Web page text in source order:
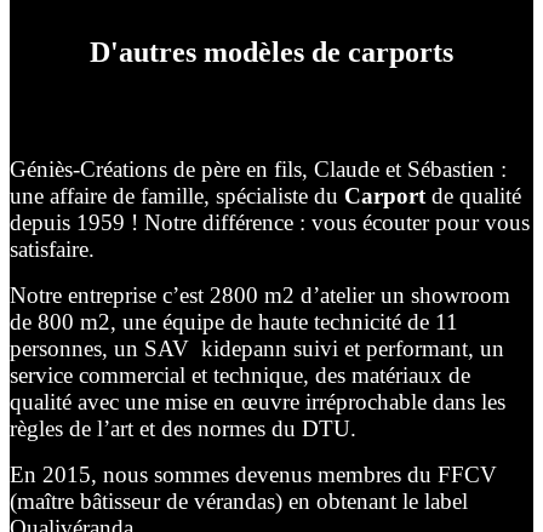
D'autres modèles de carports
Géniès-Créations de père en fils, Claude et Sébastien :
une affaire de famille, spécialiste du Carportde qualité
depuis 1959 ! Notre différence : vous écouter pour vous
satisfaire.
Notre entreprise c’est 2800 m2 d’atelier un showroom
de 800 m2, une équipe de haute technicité de 11
personnes, un SAV kidepann suivi et performant, un
service commercial et technique, des matériaux de
qualité avec une mise en œuvre irréprochable dans les
règles de l’art et des normes du DTU.
En 2015, nous sommes devenus membres du FFCV
(maître bâtisseur de vérandas) en obtenant le label